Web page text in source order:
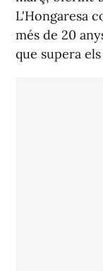
L'Hongaresa
més de 20
que supera